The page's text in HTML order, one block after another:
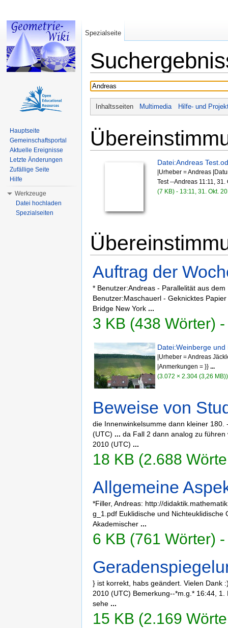
Inhaltsseiten Multimedia Hilfe- und
Datei:Andreas
|Urheber = Andreas
Test --Andreas 11:11, 31.
(7 KB) - 13:11, 31. Okt.
Auftrag der
* Benutzer:Andreas - Parallelität aus
Benutzer:Maschauerl - Geknicktes
Bridge New York ...
3 KB (438 Wörter)
Datei:Weinberge
|Urheber = Andreas
|Anmerkungen = }} ...
(3.072 × 2.304 (3,26
Beweise von
die Innenwinkelsumme dann kleiner
(UTC) ...da Fall 2 dann analog zu
2010 (UTC) ...
18 KB (2.688
Allgemeine
*Filler, Andreas: http://
g_1.pdf Euklidische und Nichteuklidische
Akademischer ...
6 KB (761 Wörter)
} ist korrekt, habs geändert. Vielen Dank
2010 (UTC) Bemerkung--*m.g.* 16:44,
sehe ...
15 KB (2.169
Spezialseite
Hauptseite
Gemeinschaftsportal
Aktuelle Ereignisse
Letzte Änderungen
Zufällige Seite
Hilfe
Werkzeuge
Datei hochladen
Spezialseiten